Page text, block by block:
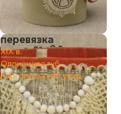
перевязка
ХIХ в.
Олонецкая губ.,
Каргопольский уезд